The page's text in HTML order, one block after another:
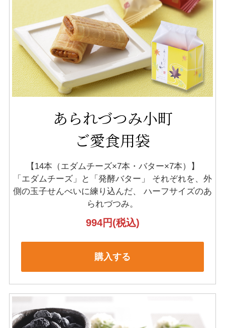
あられづつみ小町
ご愛食用袋
【14本（エダムチーズ×7本・バター×7本）】
「エダムチーズ」と「発酵バター」
それぞれを、外
側の玉子せんべいに練り込んだ、
ハーフサイズのあ
られづつみ。
994円(税込)
購入する